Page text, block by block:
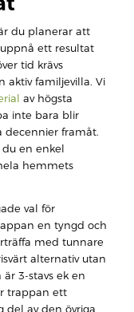
du planerar att
ett resultat
tid krävs
aktiv familjevilla. Vi
av högsta
inte bara blir
decennier framåt.
en enkel
hemmets
val för
en tyngd och
med tunnare
alternativ utan
3-stavs ek en
trappan ett
av den övriga